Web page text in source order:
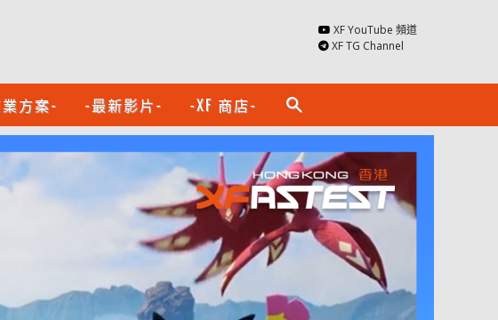
XF YouTube 頻道
XF TG Channel
方案- -最新影片- -XF 商店- search